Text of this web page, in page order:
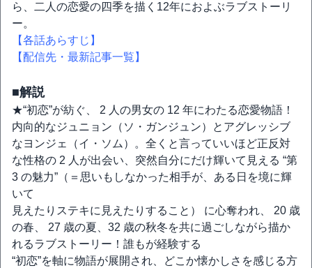
ら、二人の恋愛の四季を描く12年におよぶラブストーリ
ー。
【各話あらすじ】
【配信先・最新記事一覧】
■解説
★“初恋”が紡ぐ、 2 人の男女の 12 年にわたる恋愛物語！
内向的なジュニョン（ソ・ガンジュン）とアグレッシブ
なヨンジェ（イ・ソム）。全くと言っていいほど正反対
な性格の 2 人が出会い、突然自分にだけ輝いて見える “第
3 の魅力”（＝思いもしなかった相手が、ある日を境に輝
いて
見えたりステキに見えたりすること） に心奪われ、 20 歳
の春、 27 歳の夏、32 歳の秋冬を共に過ごしながら描か
れるラブストーリー！誰もが経験する
“初恋”を軸に物語が展開され、どこか懐かしさを感じる方